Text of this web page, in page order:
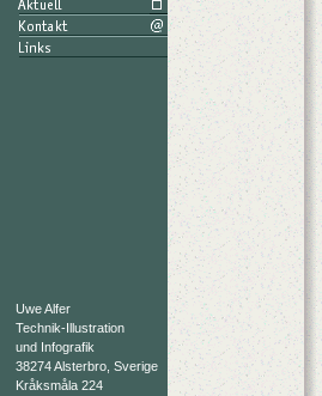
Uwe Alfer
Technik-Illustration
und Infografik
38274 Alsterbro, Sverige
Kråksmåla 224